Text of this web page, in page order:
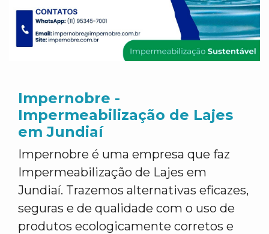
Impernobre -
Impermeabilização de Lajes
em Jundiaí
Impernobre é uma empresa que faz
Impermeabilização de Lajes em
Jundiaí. Trazemos alternativas eficazes,
seguras e de qualidade com o uso de
produtos ecologicamente corretos e